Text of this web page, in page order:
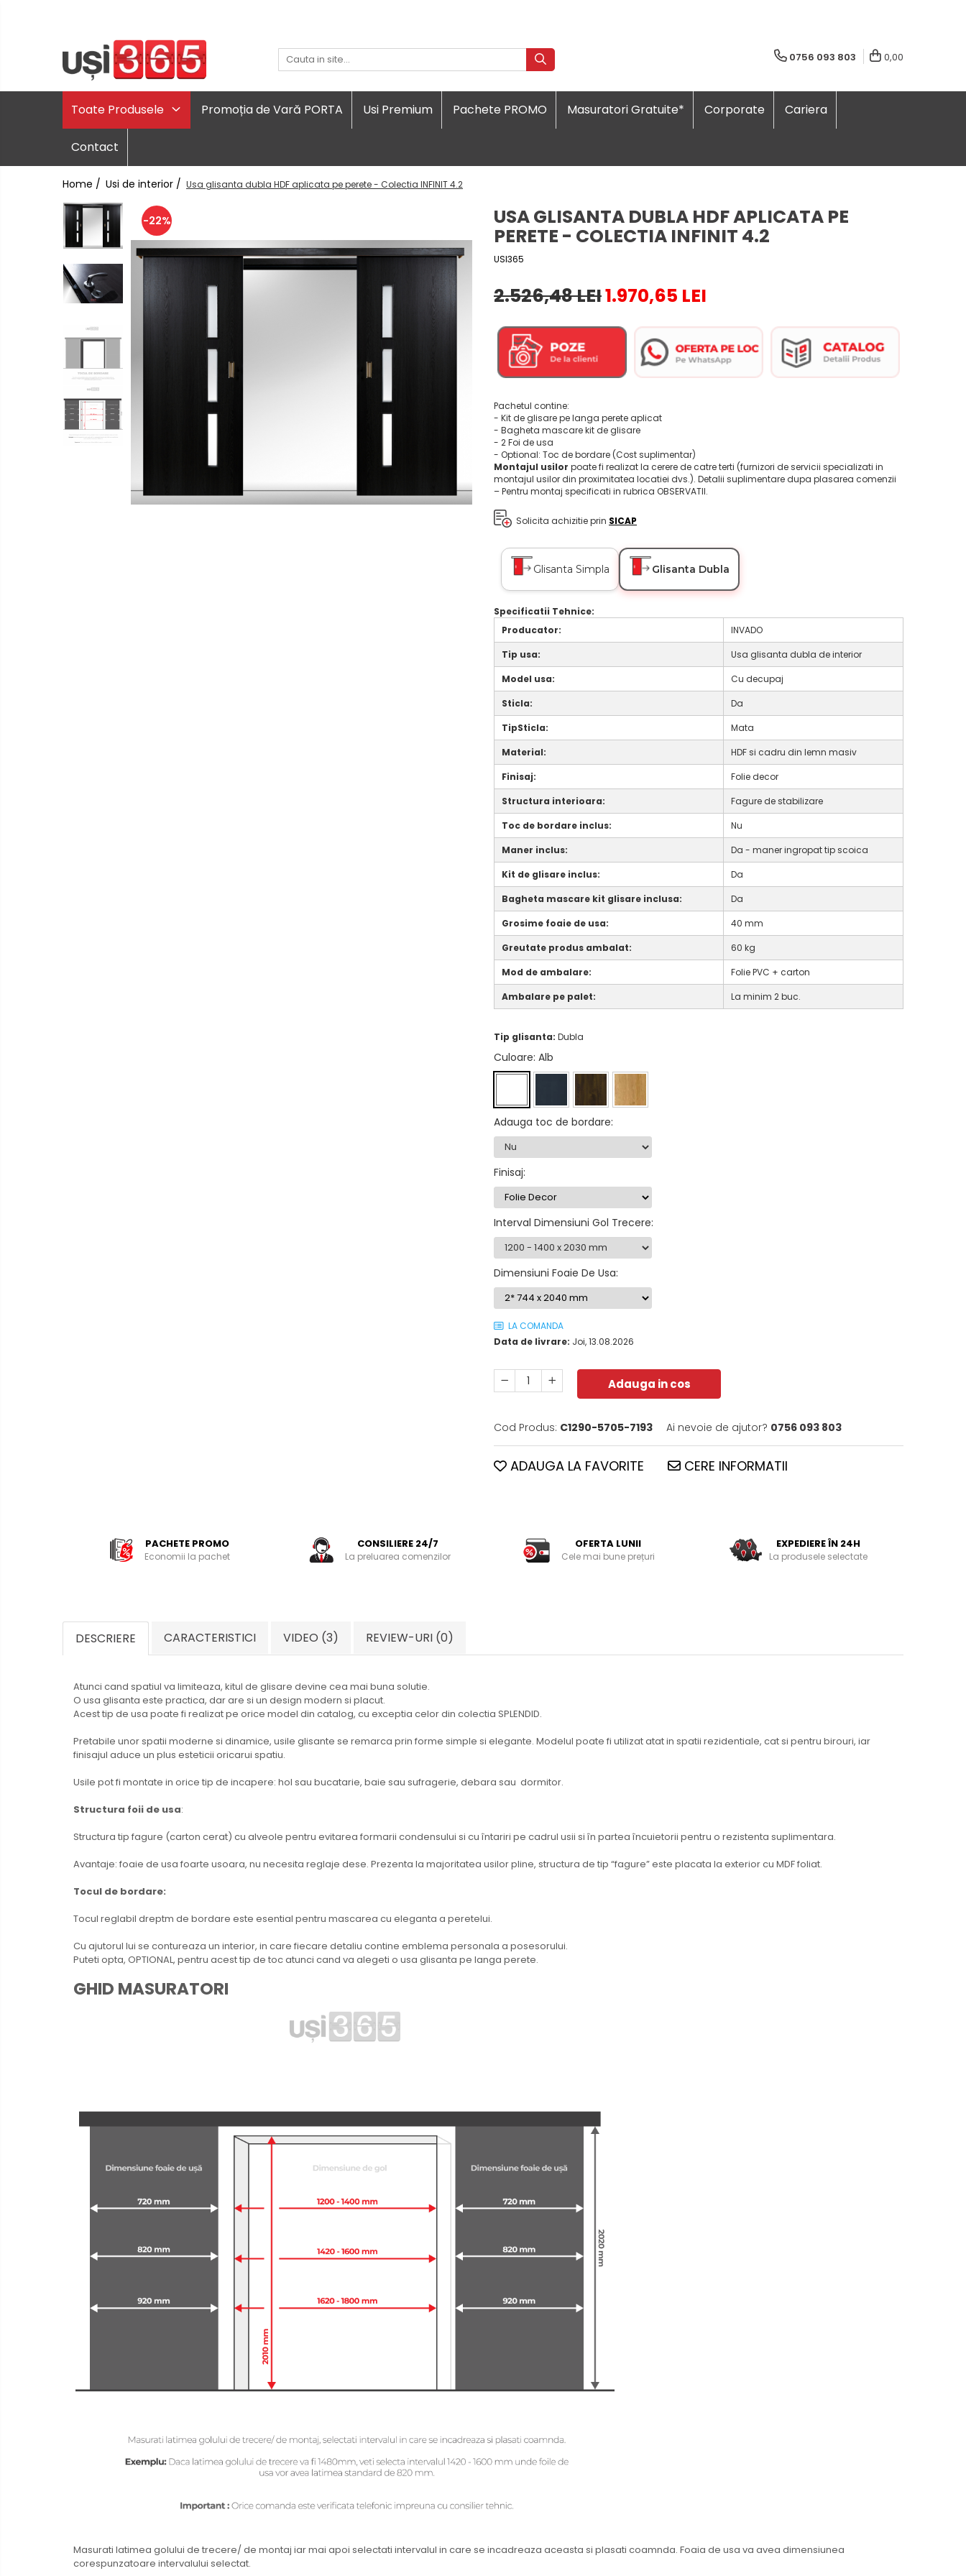
0756 093 803 0,00
Toate Produsele Promoția de Vară PORTA Usi Premium Pachete PROMO Masuratori Gratuite* Corporate Cariera
Contact
Home / Usi de interior / Usa glisanta dubla HDF aplicata pe perete - Colectia INFINIT 4.2
USA GLISANTA DUBLA HDF APLICATA PE
PERETE - COLECTIA INFINIT 4.2
USI365
-22%
2.526,48 LEI1.970,65 LEI
Pachetul contine:
- Kit de glisare pe langa perete aplicat
- Bagheta mascare kit de glisare
- 2 Foi de usa
- Optional: Toc de bordare (Cost suplimentar)
Montajul usilor poate fi realizat la cerere de catre terti (furnizori de servicii specializati in
montajul usilor din proximitatea locatiei dvs.). Detalii suplimentare dupa plasarea comenzii
– Pentru montaj specificati in rubrica OBSERVATII.
Solicita achizitie prin SICAP
Glisanta Simpla Glisanta Dubla
Specificatii Tehnice:
Producator:
INVADO
Tip usa:
Usa glisanta dubla de interior
Model usa:
Cu decupaj
Sticla:
Da
TipSticla:
Mata
Material:
HDF si cadru din lemn masiv
Finisaj:
Folie decor
Structura interioara:
Fagure de stabilizare
Toc de bordare inclus:
Nu
Maner inclus:
Da - maner ingropat tip scoica
Kit de glisare inclus:
Da
Bagheta mascare kit glisare inclusa:
Da
Grosime foaie de usa:
40 mm
Greutate produs ambalat:
60 kg
Mod de ambalare:
Folie PVC + carton
Ambalare pe palet:
La minim 2 buc.
Tip glisanta: Dubla
Culoare: Alb
Adauga toc de bordare:
Finisaj:
Interval Dimensiuni Gol Trecere:
Dimensiuni Foaie De Usa:
LA COMANDA
Data de livrare: Joi, 13.08.2026
Adauga in cos
Cod Produs: C1290-5705-7193 Ai nevoie de ajutor? 0756 093 803
ADAUGA LA FAVORITE CERE INFORMATII
PACHETE PROMO
Economii la pachet
CONSILIERE 24/7
La preluarea comenzilor
OFERTA LUNII
Cele mai bune prețuri
EXPEDIERE ÎN 24H
La produsele selectate
DESCRIERE CARACTERISTICI VIDEO (3) REVIEW-URI (0)
Atunci cand spatiul va limiteaza, kitul de glisare devine cea mai buna solutie.
O usa glisanta este practica, dar are si un design modern si placut.
Acest tip de usa poate fi realizat pe orice model din catalog, cu exceptia celor din colectia SPLENDID.
Pretabile unor spatii moderne si dinamice, usile glisante se remarca prin forme simple si elegante. Modelul poate fi utilizat atat in spatii rezidentiale, cat si pentru birouri, iar
finisajul aduce un plus esteticii oricarui spatiu.
Usile pot fi montate in orice tip de incapere: hol sau bucatarie, baie sau sufragerie, debara sau dormitor.
Structura foii de usa:
Structura tip fagure (carton cerat) cu alveole pentru evitarea formarii condensului si cu întariri pe cadrul usii si în partea încuietorii pentru o rezistenta suplimentara.
Avantaje: foaie de usa foarte usoara, nu necesita reglaje dese. Prezenta la majoritatea usilor pline, structura de tip “fagure” este placata la exterior cu MDF foliat.
Tocul de bordare:
Tocul reglabil dreptm de bordare este esential pentru mascarea cu eleganta a peretelui.
Cu ajutorul lui se contureaza un interior, in care fiecare detaliu contine emblema personala a posesorului.
Puteti opta, OPTIONAL, pentru acest tip de toc atunci cand va alegeti o usa glisanta pe langa perete.
GHID MASURATORI
Masurati latimea golului de trecere/ de montaj iar mai apoi selectati intervalul in care se incadreaza aceasta si plasati coamnda. Foaia de usa va avea dimensiunea
corespunzatoare intervalului selectat.